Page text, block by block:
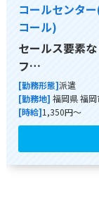
コールセンタ
コール)
セールス要素
フ…
[勤務形態]派遣
[勤務地] 福岡県 福
[時給]1,350円～